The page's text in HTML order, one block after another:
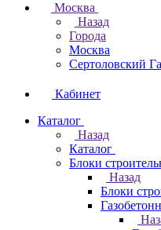
Москва
Назад
Города
Москва
Сертоловский
Кабинет
Каталог
Назад
Каталог
Блоки
Назад
Блоки